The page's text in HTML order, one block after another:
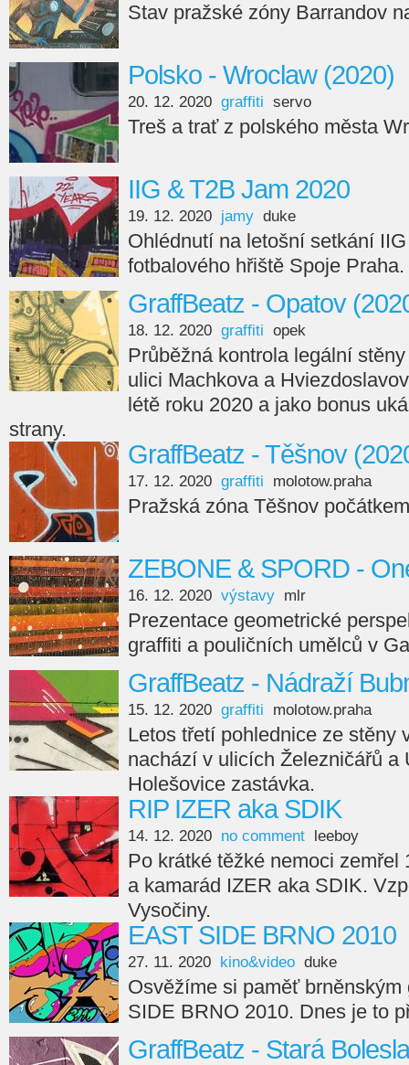
Stav pražské zóny Barrandov
Polsko - Wroclaw (2020)
20. 12. 2020 graffiti servo
Treš a trať z polského města
IIG & T2B Jam 2020
19. 12. 2020 jamy duke
Ohlédnutí na letošní setkání
fotbalového hřiště Spoje Praha.
GraffBeatz - Opatov
18. 12. 2020 graffiti opek
Průběžná kontrola legální
ulici Machkova a
létě roku 2020 a jako bonus
strany.
GraffBeatz - Těšnov
17. 12. 2020 graffiti molotow.praha
Pražská zóna Těšnov
ZEBONE & SPORD -
16. 12. 2020 výstavy mlr
Prezentace geometrické
graffiti a pouličních umělců v
GraffBeatz - Nádraží
15. 12. 2020 graffiti molotow.praha
Letos třetí pohlednice ze stěny
nachází v ulicích Železničářů a
Holešovice zastávka.
RIP IZER aka SDIK
14. 12. 2020 no comment leeboy
Po krátké těžké nemoci zemřel
a kamarád IZER aka SDIK.
Vysočiny.
EAST SIDE BRNO 2010
27. 11. 2020 kino&video duke
Osvěžíme si paměť
SIDE BRNO 2010. Dnes je to
GraffBeatz - Stará